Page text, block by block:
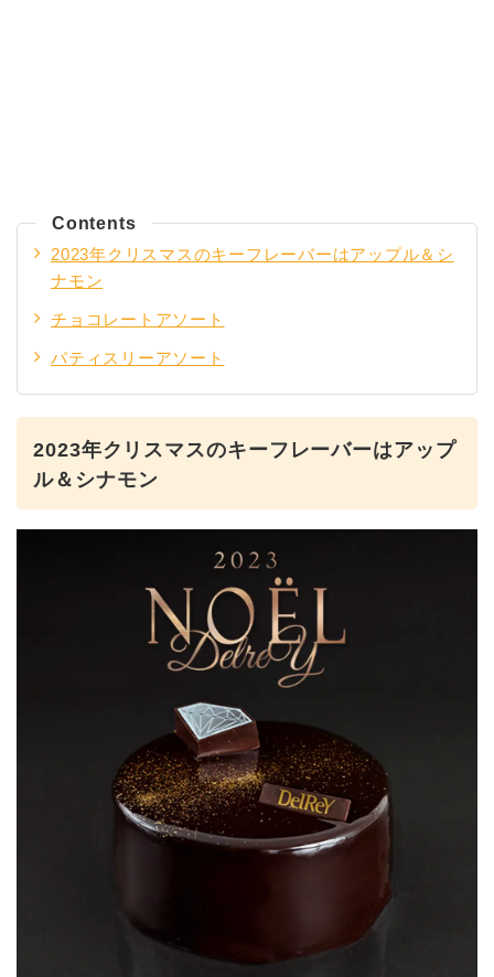
Contents
2023年クリスマスのキーフレーバーはアップル＆シ
ナモン
チョコレートアソート
パティスリーアソート
2023年クリスマスのキーフレーバーはアップ
ル＆シナモン